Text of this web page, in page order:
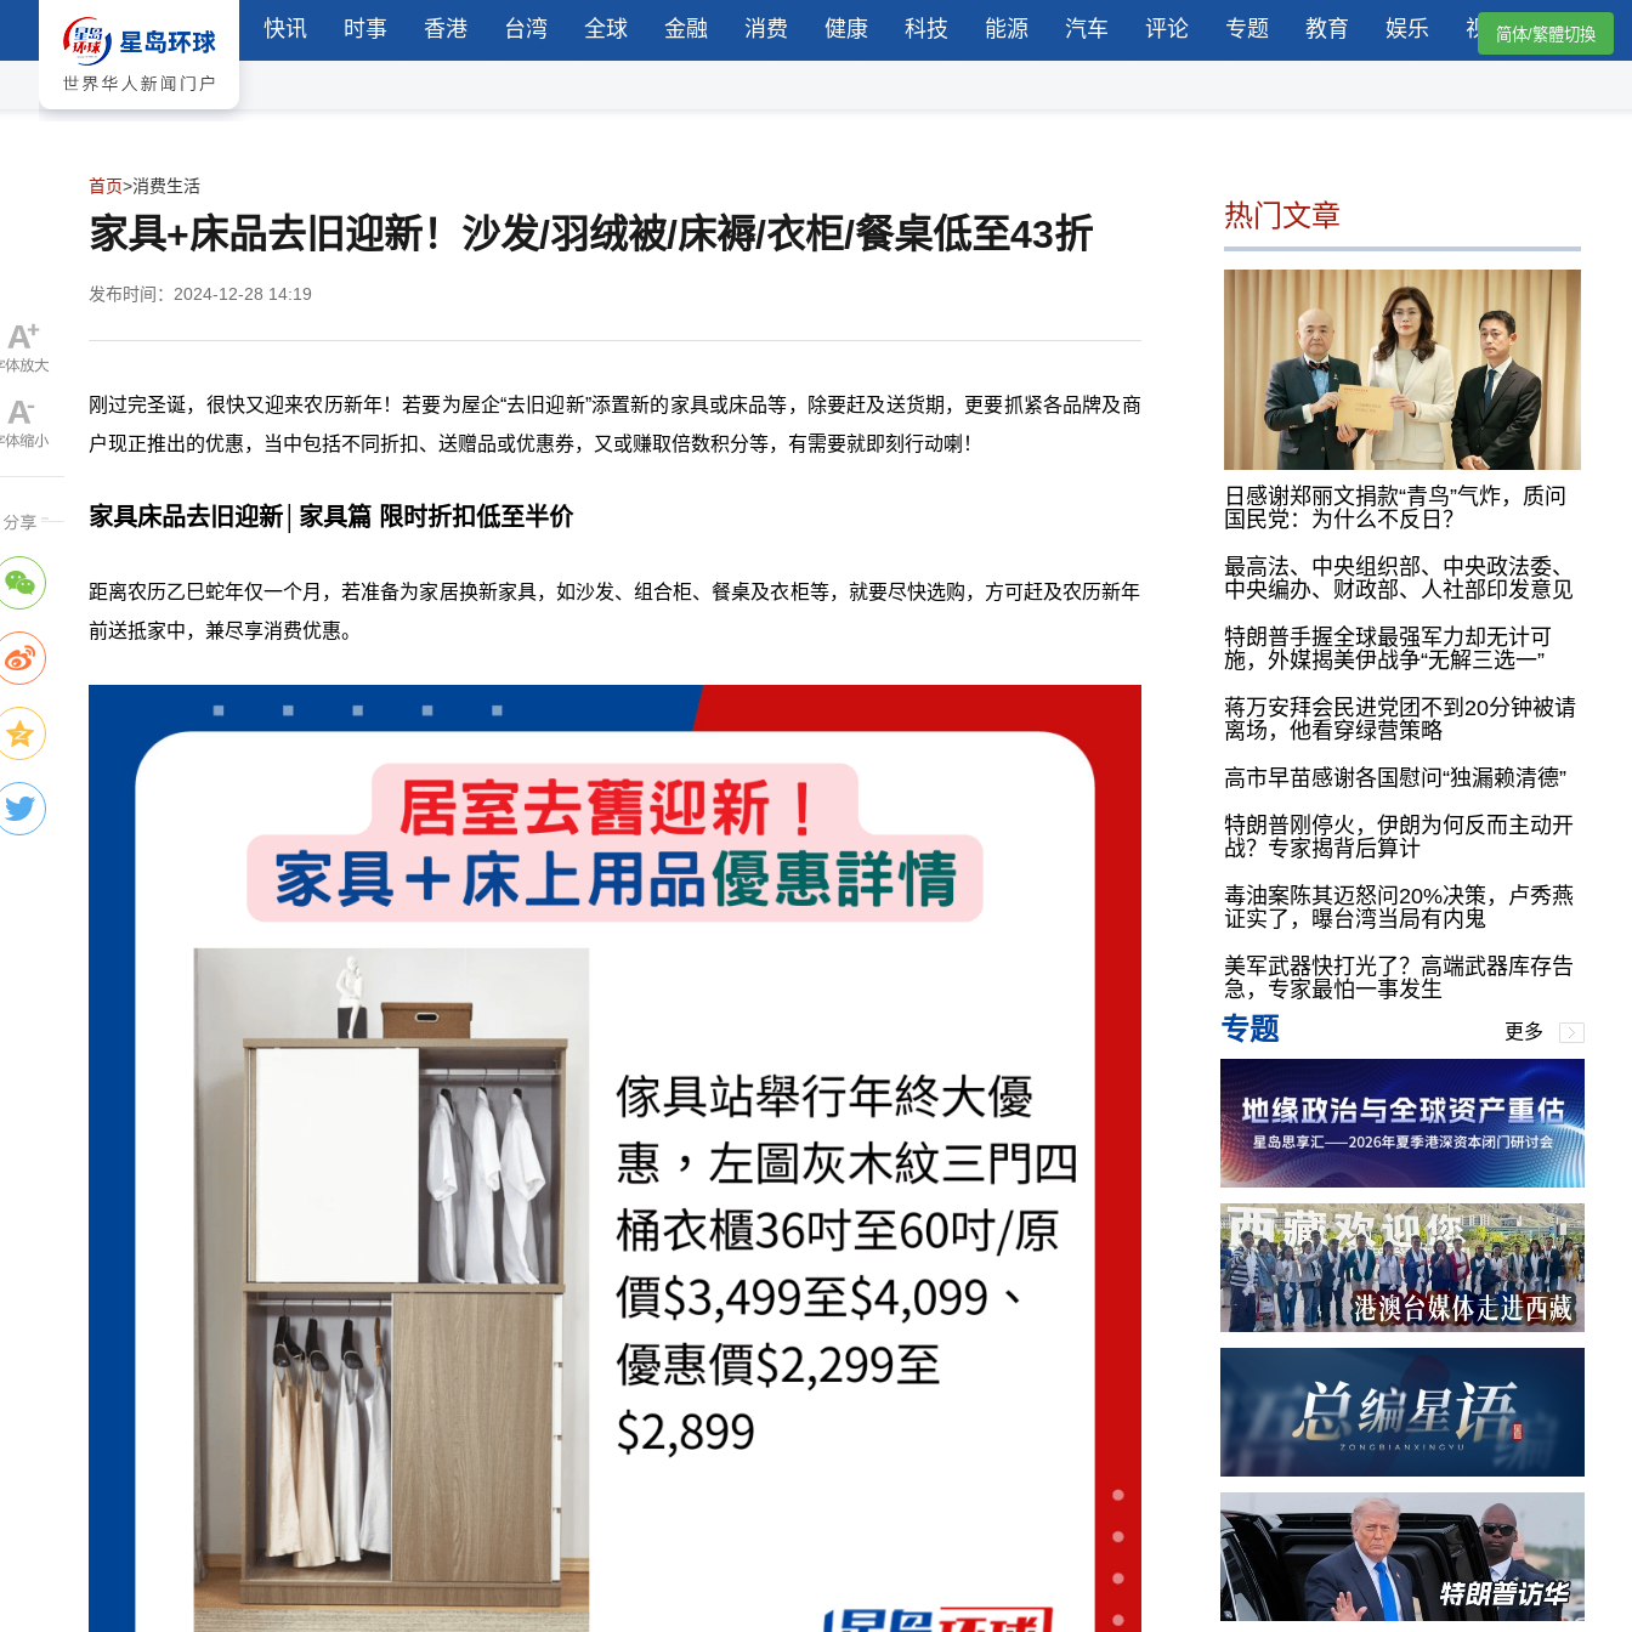
快讯 时事 香港 台湾 全球 金融 消费 健康 科技 能源 汽车 评论 专题 教育 娱乐 视频简体/繁體切換
首页>消费生活
家具+床品去旧迎新！沙发/羽绒被/床褥/衣柜/餐桌低至43折
发布时间：2024-12-28 14:19
刚过完圣诞，很快又迎来农历新年！若要为屋企“去旧迎新”添置新的家具或床品等，除要赶及送货期，更要抓紧各品牌及商
户现正推出的优惠，当中包括不同折扣、送赠品或优惠券，又或赚取倍数积分等，有需要就即刻行动喇！
家具床品去旧迎新│家具篇 限时折扣低至半价
距离农历乙巳蛇年仅一个月，若准备为家居换新家具，如沙发、组合柜、餐桌及衣柜等，就要尽快选购，方可赶及农历新年
前送抵家中，兼尽享消费优惠。
热门文章
日感谢郑丽文捐款“青鸟”气炸，质问
国民党：为什么不反日？
最高法、中央组织部、中央政法委、
中央编办、财政部、人社部印发意见
特朗普手握全球最强军力却无计可
施，外媒揭美伊战争“无解三选一”
蒋万安拜会民进党团不到20分钟被请
离场，他看穿绿营策略
高市早苗感谢各国慰问“独漏赖清德”
特朗普刚停火，伊朗为何反而主动开
战？专家揭背后算计
毒油案陈其迈怒问20%决策，卢秀燕
证实了，曝台湾当局有内鬼
美军武器快打光了？高端武器库存告
急，专家最怕一事发生
专题 更多